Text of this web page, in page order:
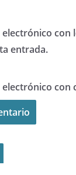
con
entrada.
con